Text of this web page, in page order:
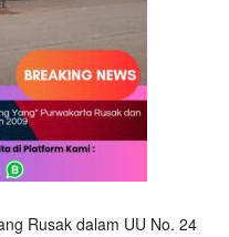
Rusak dalam UU No. 24